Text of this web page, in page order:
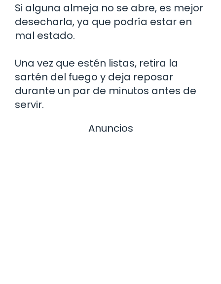
Si alguna almeja no se abre, es mejor
desecharla, ya que podría estar en
mal estado.
Una vez que estén listas, retira la
sartén del fuego y deja reposar
durante un par de minutos antes de
servir.
Anuncios